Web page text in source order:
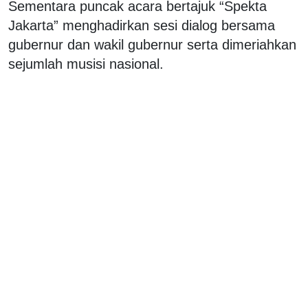
Sementara puncak acara bertajuk “Spekta
Jakarta” menghadirkan sesi dialog bersama
gubernur dan wakil gubernur serta dimeriahkan
sejumlah musisi nasional.